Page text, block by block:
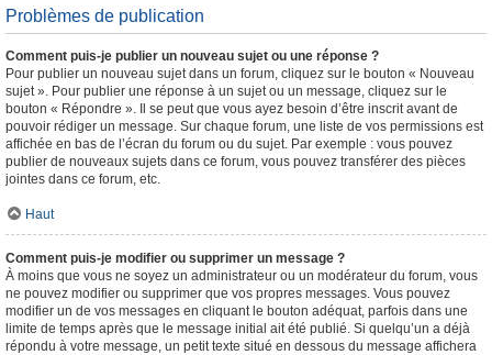
Problèmes de publication
Comment puis-je publier un nouveau sujet ou une réponse ?
Pour publier un nouveau sujet dans un forum, cliquez sur le bouton « Nouveau
sujet ». Pour publier une réponse à un sujet ou un message, cliquez sur le
bouton « Répondre ». Il se peut que vous ayez besoin d’être inscrit avant de
pouvoir rédiger un message. Sur chaque forum, une liste de vos permissions est
affichée en bas de l’écran du forum ou du sujet. Par exemple : vous pouvez
publier de nouveaux sujets dans ce forum, vous pouvez transférer des pièces
jointes dans ce forum, etc.
Haut
Comment puis-je modifier ou supprimer un message ?
À moins que vous ne soyez un administrateur ou un modérateur du forum, vous
ne pouvez modifier ou supprimer que vos propres messages. Vous pouvez
modifier un de vos messages en cliquant le bouton adéquat, parfois dans une
limite de temps après que le message initial ait été publié. Si quelqu’un a déjà
répondu à votre message, un petit texte situé en dessous du message affichera